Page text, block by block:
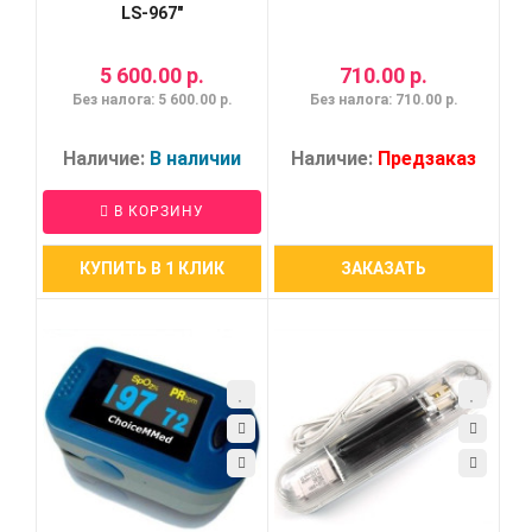
LS-967"
5 600.00 р.
Без налога: 5 600.00 р.
Наличие: В наличии
В КОРЗИНУ
КУПИТЬ В 1 КЛИК
710.00 р.
Без налога: 710.00 р.
Наличие: Предзаказ
ЗАКАЗАТЬ